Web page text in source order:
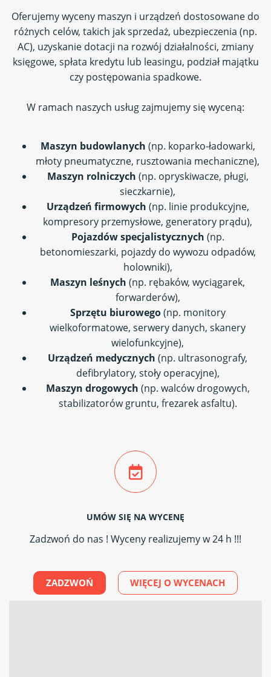
Oferujemy wyceny maszyn i urządzeń dostosowane do
różnych celów, takich jak sprzedaż, ubezpieczenia (np.
AC), uzyskanie dotacji na rozwój działalności, zmiany
księgowe, spłata kredytu lub leasingu, podział majątku
czy postępowania spadkowe.
W ramach naszych usług zajmujemy się wyceną:
Maszyn budowlanych (np. koparko-ładowarki,
młoty pneumatyczne, rusztowania mechaniczne),
Maszyn rolniczych (np. opryskiwacze, pługi,
sieczkarnie),
Urządzeń firmowych (np. linie produkcyjne,
kompresory przemysłowe, generatory prądu),
Pojazdów specjalistycznych (np.
betonomieszarki, pojazdy do wywozu odpadów,
holowniki),
Maszyn leśnych (np. rębaków, wyciągarek,
forwarderów),
Sprzętu biurowego(np. monitory
wielkoformatowe, serwery danych, skanery
wielofunkcyjne),
Urządzeń medycznych (np. ultrasonografy,
defibrylatory, stoły operacyjne),
Maszyn drogowych (np. walców drogowych,
stabilizatorów gruntu, frezarek asfaltu).
UMÓW SIĘ NA WYCENĘ
Zadzwoń do nas ! Wyceny realizujemy w 24 h !!!
ZADZWOŃ WIĘCEJ O WYCENACH